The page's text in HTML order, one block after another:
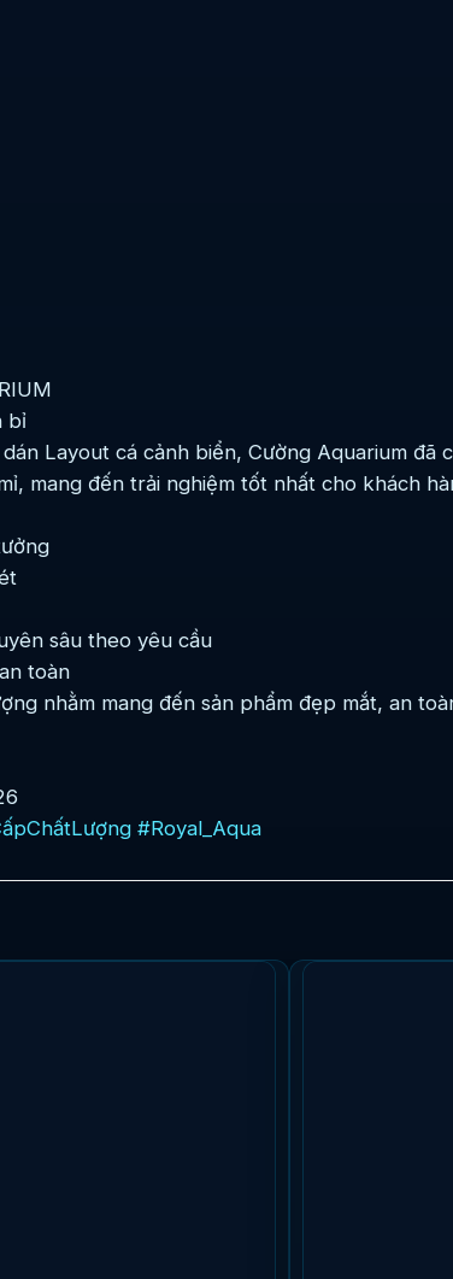
bỉ
Layout cá cảnh biển, Cường Aquarium
mang đến trải nghiệm tốt nhất cho khách
sâu theo yêu cầu
toàn
nhằm mang đến sản phẩm đẹp mắt, an
#Royal_Aqua